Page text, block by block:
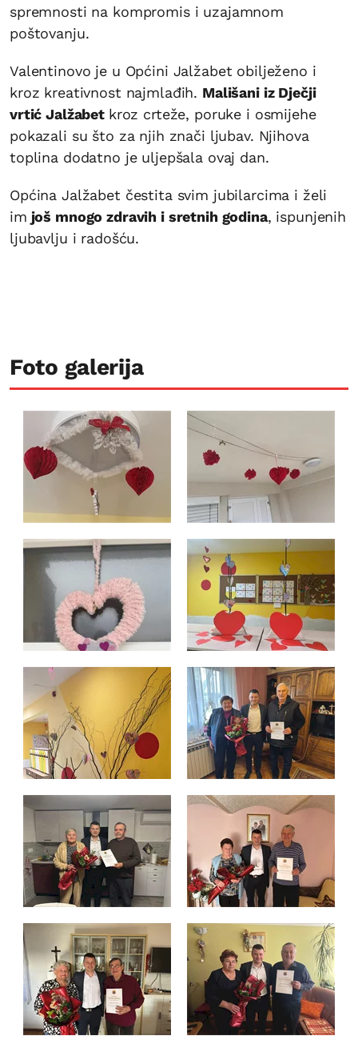
spremnosti na kompromis i uzajamnom
poštovanju.
Valentinovo je u Općini Jalžabet obilježeno i
kroz kreativnost najmlađih. Mališani iz Dječji
vrtić Jalžabet kroz crteže, poruke i osmijehe
pokazali su što za njih znači ljubav. Njihova
toplina dodatno je uljepšala ovaj dan.
Općina Jalžabet čestita svim jubilarcima i želi
im još mnogo zdravih i sretnih godina, ispunjenih
ljubavlju i radošću.
Foto galerija